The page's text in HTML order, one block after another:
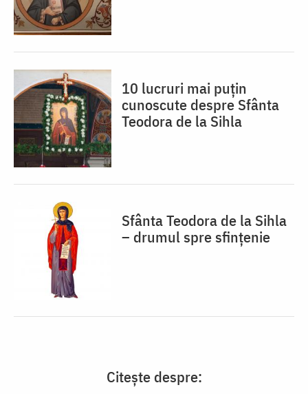
10 lucruri mai puțin
cunoscute despre Sfânta
Teodora de la Sihla
Sfânta Teodora de la Sihla
– drumul spre sfințenie
Citește despre: